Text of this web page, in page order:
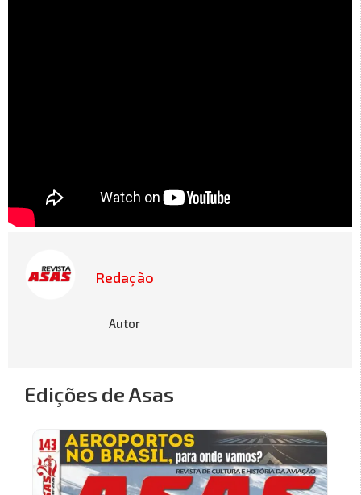
Redação
Autor
Edições de Asas